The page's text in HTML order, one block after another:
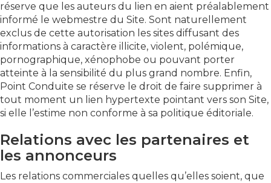
réserve que les auteurs du lien en aient préalablement
informé le webmestre du Site. Sont naturellement
exclus de cette autorisation les sites diffusant des
informations à caractère illicite, violent, polémique,
pornographique, xénophobe ou pouvant porter
atteinte à la sensibilité du plus grand nombre. Enfin,
Point Conduite se réserve le droit de faire supprimer à
tout moment un lien hypertexte pointant vers son Site,
si elle l’estime non conforme à sa politique éditoriale.
Relations avec les partenaires et
les annonceurs
Les relations commerciales quelles qu’elles soient, que